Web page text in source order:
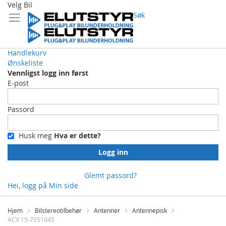
Velg Bil
Søk
Handlekurv
Ønskeliste
Vennligst logg inn først
E-post
Passord
Husk meg Hva er dette?
Logg inn
Glemt passord?
Hei, logg på Min side
Skip
Content
Hjem Bilstereotilbehør Antenner
Antennepisk
ACV 15-7551045